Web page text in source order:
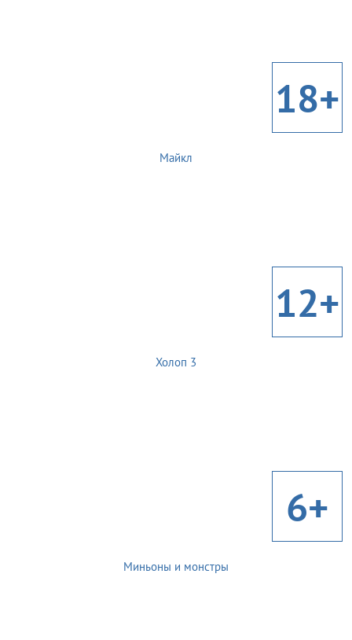
18+
Майкл
12+
Холоп 3
6+
Миньоны и монстры